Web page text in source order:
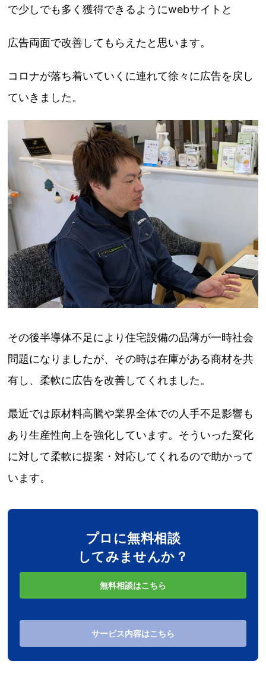
で少しでも多く獲得できるようにwebサイトと
広告両面で改善してもらえたと思います。
コロナが落ち着いていくに連れて徐々に広告を戻し
ていきました。
その後半導体不足により住宅設備の品薄が一時社会
問題になりましたが、その時は在庫がある商材を共
有し、柔軟に広告を改善してくれました。
最近では原材料高騰や業界全体での人手不足影響も
あり生産性向上を強化しています。そういった変化
に対して柔軟に提案・対応してくれるので助かって
います。
プロに無料相談
してみませんか？
無料相談はこちら
サービス内容はこちら